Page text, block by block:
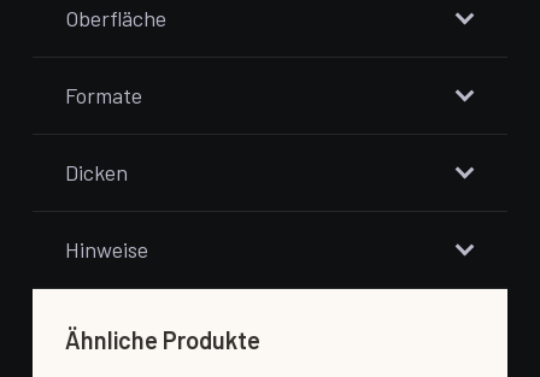
Oberfläche
Formate
Dicken
Hinweise
Ähnliche Produkte